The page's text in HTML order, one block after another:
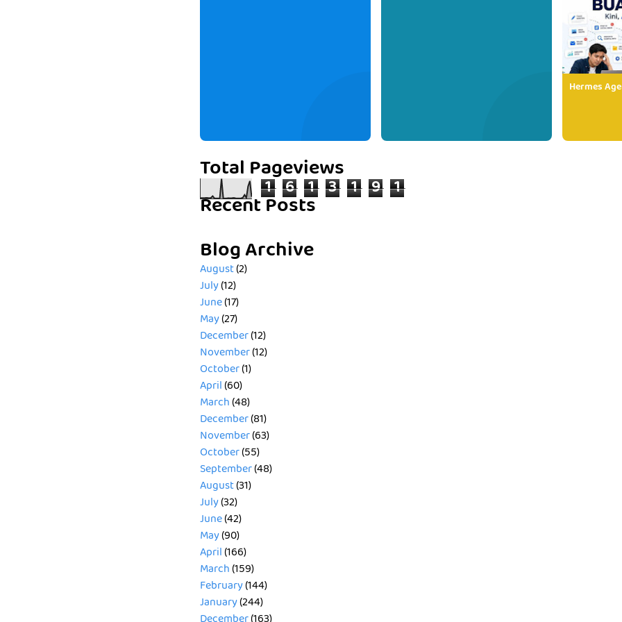
Hermes
Total Pageviews
1 6 1 3 1 9 1
Recent Posts
Blog Archive
August(2)
July(12)
June(17)
May(27)
December(12)
November(12)
October(1)
April(60)
March(48)
December(81)
November(63)
October(55)
September(48)
August(31)
July(32)
June(42)
May(90)
April(166)
March(159)
February(144)
January(244)